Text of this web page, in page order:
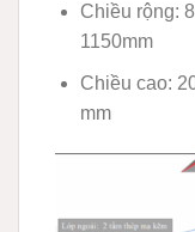
Chiều rộng:
1150mm
Chiều cao:
mm